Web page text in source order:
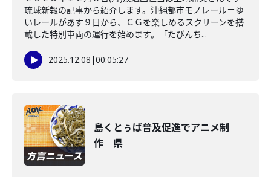
琉球新報の記事から紹介します。沖縄都市モノレール＝ゆ
いレールがあす９日から、ＣＧを楽しめるスクリーンを搭
載した特別車両の運行を始めます。「たびんち...
2025.12.08 |00:05:27
島くとぅば普及促進でアニメ制
作 県